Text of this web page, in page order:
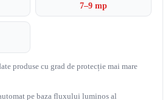
7–9 mp
produse cu grad de protecție mai mare
pe baza fluxului luminos al